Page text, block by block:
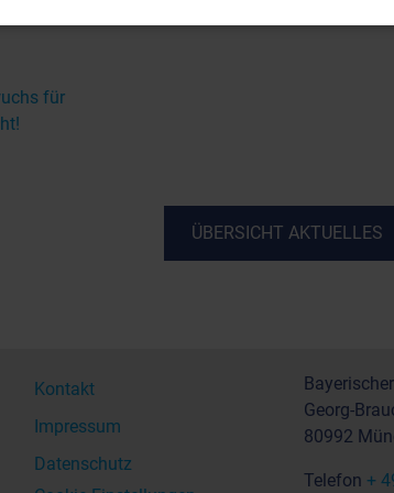
für
ÜBERSICHT AKTUELLES
Kontakt
Impressum
Datenschutz
Georg-
80992
Telefon +